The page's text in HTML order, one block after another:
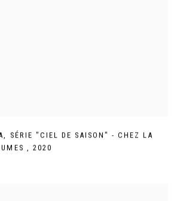
, SÉRIE "CIEL DE SAISON" - CHEZ LA
, 2020